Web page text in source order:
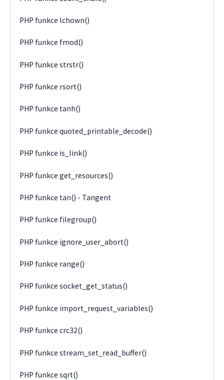
PHP funkce lchown()
PHP funkce fmod()
PHP funkce strstr()
PHP funkce rsort()
PHP funkce tanh()
PHP funkce quoted_printable_decode()
PHP funkce is_link()
PHP funkce get_resources()
PHP funkce tan() - Tangent
PHP funkce filegroup()
PHP funkce ignore_user_abort()
PHP funkce range()
PHP funkce socket_get_status()
PHP funkce import_request_variables()
PHP funkce crc32()
PHP funkce stream_set_read_buffer()
PHP funkce sqrt()